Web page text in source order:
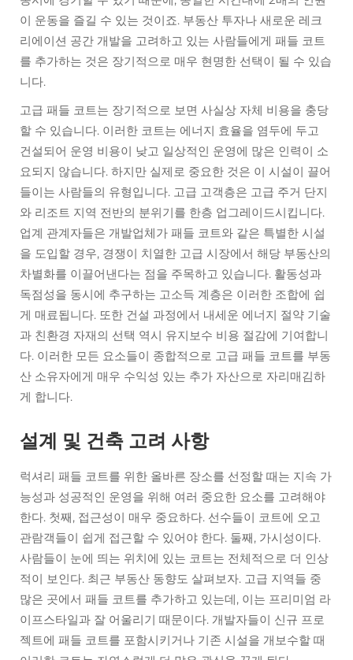
이 운동을 즐길 수 있는 것이죠. 부동산 투자나 새로운 레크
리에이션 공간 개발을 고려하고 있는 사람들에게 패들 코트
를 추가하는 것은 장기적으로 매우 현명한 선택이 될 수 있습
니다.
고급 패들 코트는 장기적으로 보면 사실상 자체 비용을 충당
할 수 있습니다. 이러한 코트는 에너지 효율을 염두에 두고
건설되어 운영 비용이 낮고 일상적인 운영에 많은 인력이 소
요되지 않습니다. 하지만 실제로 중요한 것은 이 시설이 끌어
들이는 사람들의 유형입니다. 고급 고객층은 고급 주거 단지
와 리조트 지역 전반의 분위기를 한층 업그레이드시킵니다.
업계 관계자들은 개발업체가 패들 코트와 같은 특별한 시설
을 도입할 경우, 경쟁이 치열한 고급 시장에서 해당 부동산의
차별화를 이끌어낸다는 점을 주목하고 있습니다. 활동성과
독점성을 동시에 추구하는 고소득 계층은 이러한 조합에 쉽
게 매료됩니다. 또한 건설 과정에서 내세운 에너지 절약 기술
과 친환경 자재의 선택 역시 유지보수 비용 절감에 기여합니
다. 이러한 모든 요소들이 종합적으로 고급 패들 코트를 부동
산 소유자에게 매우 수익성 있는 추가 자산으로 자리매김하
게 합니다.
설계 및 건축 고려 사항
럭셔리 패들 코트를 위한 올바른 장소를 선정할 때는 지속 가
능성과 성공적인 운영을 위해 여러 중요한 요소를 고려해야
한다. 첫째, 접근성이 매우 중요하다. 선수들이 코트에 오고
관람객들이 쉽게 접근할 수 있어야 한다. 둘째, 가시성이다.
사람들이 눈에 띄는 위치에 있는 코트는 전체적으로 더 인상
적이 보인다. 최근 부동산 동향도 살펴보자. 고급 지역들 중
많은 곳에서 패들 코트를 추가하고 있는데, 이는 프리미엄 라
이프스타일과 잘 어울리기 때문이다. 개발자들이 신규 프로
젝트에 패들 코트를 포함시키거나 기존 시설을 개보수할 때